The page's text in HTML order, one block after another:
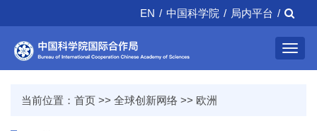
EN / 中国科学院 / 局内平台 /
当前位置： 首页 >> 全球创新网络 >> 欧洲